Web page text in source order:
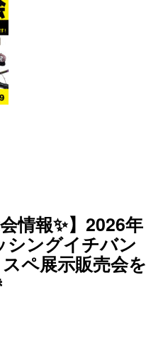
情報✨】2026年
シングイチバン
ペ展示販売会を